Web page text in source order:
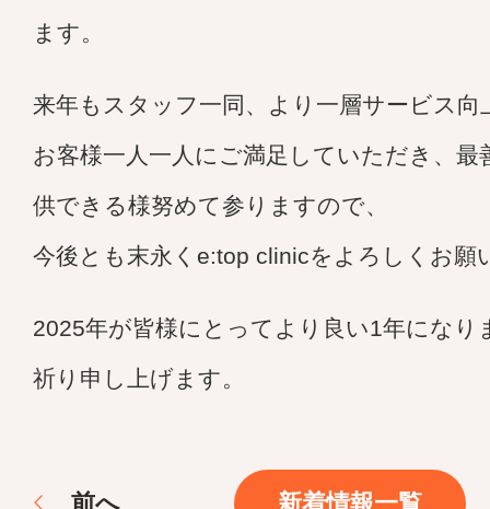
ます。
来年もスタッフ一同、より一層サービス向
お客様一人一人にご満足していただき、最
供できる様努めて参りますので、
今後とも末永くe:top clinicをよろしくお願
2025年が皆様にとってより良い1年になり
祈り申し上げます。
前へ 新着情報一覧